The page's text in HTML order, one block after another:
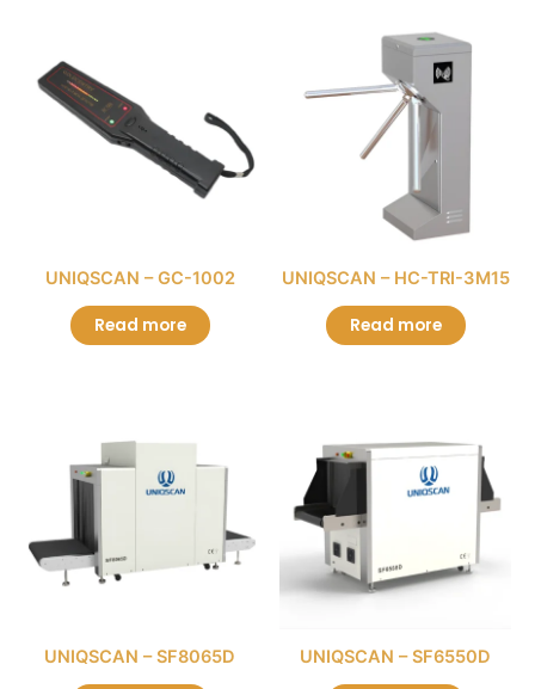
UNIQSCAN – GC-1002
Read more
UNIQSCAN – HC-TRI-3M15
Read more
UNIQSCAN – SF8065D UNIQSCAN – SF6550D